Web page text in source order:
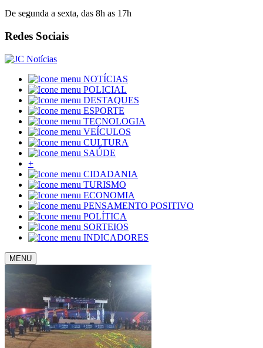
De segunda a sexta, das 8h as 17h
Redes Sociais
NOTÍCIAS
POLICIAL
DESTAQUES
ESPORTE
TECNOLOGIA
VEÍCULOS
CULTURA
SAÚDE
+
CIDADANIA
TURISMO
ECONOMIA
PENSAMENTO POSITIVO
POLÍTICA
SORTEIOS
INDICADORES
MENU